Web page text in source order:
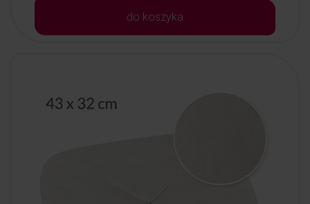
do koszyka